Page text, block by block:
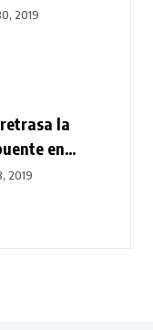
2019
en
2019